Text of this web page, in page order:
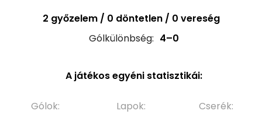
2 győzelem / 0 döntetlen / 0 vereség
Gólkülönbség: 4–0
A játékos egyéni statisztikái:
Gólok:
Lapok:
Cserék: